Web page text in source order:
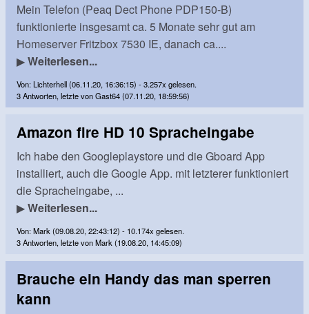
Mein Telefon (Peaq Dect Phone PDP150-B)
funktionierte insgesamt ca. 5 Monate sehr gut am
Homeserver Fritzbox 7530 IE, danach ca....
▶Weiterlesen...
Von: Lichterhell (06.11.20, 16:36:15) - 3.257x gelesen.
3 Antworten, letzte von Gast64 (07.11.20, 18:59:56)
Amazon fire HD 10 Spracheingabe
Ich habe den Googleplaystore und die Gboard App
installiert, auch die Google App. mit letzterer funktioniert
die Spracheingabe, ...
▶Weiterlesen...
Von: Mark (09.08.20, 22:43:12) - 10.174x gelesen.
3 Antworten, letzte von Mark (19.08.20, 14:45:09)
Brauche ein Handy das man sperren
kann